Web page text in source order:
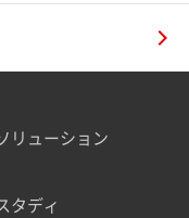
リューション
タディ